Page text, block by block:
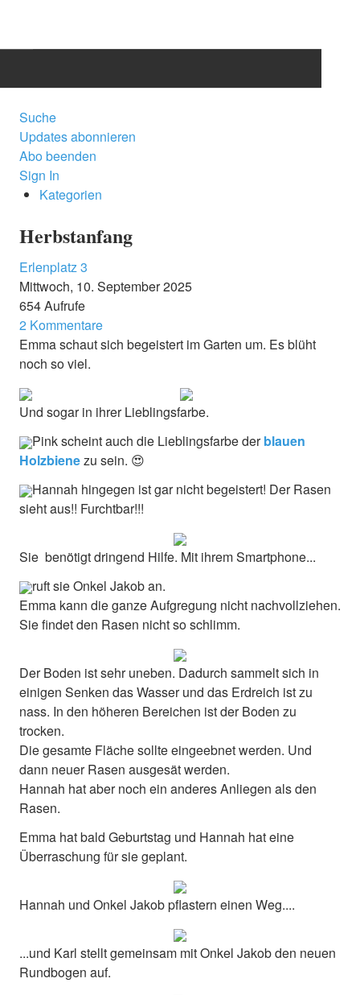
BLOG
KATEGORIE
DRAMATIS PERSONAE
INFO
BENUTZER
Suche
Updates abonnieren
Abo beenden
Sign In
Kategorien
Herbstanfang
Erlenplatz 3
Mittwoch, 10. September 2025
654 Aufrufe
2 Kommentare
Emma schaut sich begeistert im Garten um. Es blüht
noch so viel.
Und sogar in ihrer Lieblingsfarbe.
Pink scheint auch die Lieblingsfarbe derblauen
Holzbienezu sein. 😍
Hannah hingegen ist gar nicht begeistert! Der Rasen
sieht aus!! Furchtbar!!!
Sie benötigt dringend Hilfe. Mit ihrem Smartphone...
ruft sie Onkel Jakob an.
Emma kann die ganze Aufgregung nicht nachvollziehen.
Sie findet den Rasen nicht so schlimm.
Der Boden ist sehr uneben. Dadurch sammelt sich in
einigen Senken das Wasser und das Erdreich ist zu
nass. In den höheren Bereichen ist der Boden zu
trocken.
Die gesamte Fläche sollte eingeebnet werden. Und
dann neuer Rasen ausgesät werden.
Hannah hat aber noch ein anderes Anliegen als den
Rasen.
Emma hat bald Geburtstag und Hannah hat eine
Überraschung für sie geplant.
Hannah und Onkel Jakob pflastern einen Weg....
...und Karl stellt gemeinsam mit Onkel Jakob den neuen
Rundbogen auf.